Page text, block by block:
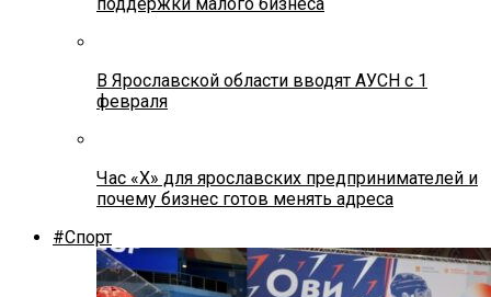
поддержки малого бизнеса
В Ярославской области вводят АУСН с 1
февраля
Час «Х» для ярославских предпринимателей и
почему бизнес готов менять адреса
#Спорт